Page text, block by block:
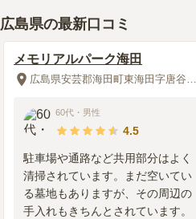
広島県の最新口コミ
メモリアルパーク海田
広島県安芸郡海田町東海田字唐谷4764-1
60代 ・ 男性
4.5
駐車場や通路など共用部分はよく
清掃されています。まだ空いてい
る墓地もありますが、その周辺の
手入れもきちんとされています。